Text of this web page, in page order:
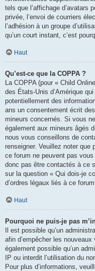
tels que l’affichage d’avatars
privée, l’envoi de courriers
l’adhésion à un groupe
qu’un court instant, c’est
Haut
Qu’est-ce que la COPPA ?
La COPPA (pour « Child
des États-Unis d’Amérique
potentiellement des
ans un consentement écrit
mineurs concernés. Si vous
également aux mineurs âgés
nous vous conseillons de
renseigner. Veuillez noter que
ce forum ne peuvent pas
donc pas être contactés à ce
sur la question « Qui dois-je
d’ordres légaux liés à ce
Haut
Pourquoi ne puis-je pas
Il est possible qu’un
afin d’empêcher les
également possible qu’un
IP ou interdit l’utilisation du
Pour plus d’informations,